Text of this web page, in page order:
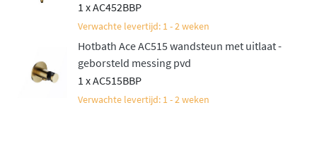
1 x AC452BBP
Verwachte levertijd: 1 - 2 weken
Hotbath Ace AC515 wandsteun met uitlaat -
geborsteld messing pvd
1 x AC515BBP
Verwachte levertijd: 1 - 2 weken